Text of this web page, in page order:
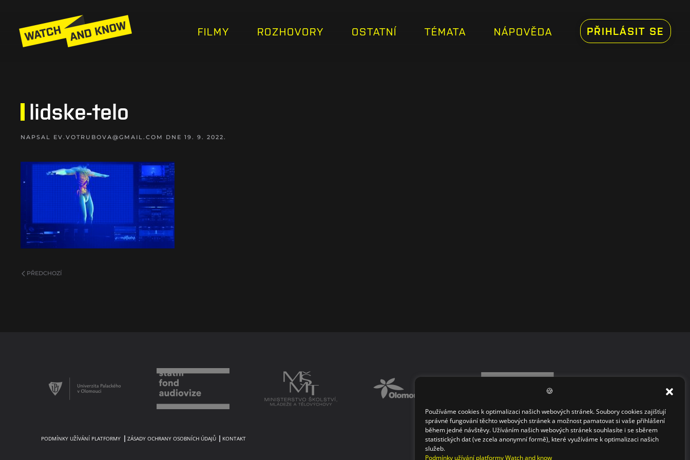
🍪
Používáme cookies k optimalizaci našich webových stránek. Soubory cookies zajišťují
správné fungování těchto webových stránek a možnost pamatovat si vaše přihlášení
během jedné návštěvy. Užíváním našich webových stránek souhlasíte i se sběrem
statistických dat (ve zcela anonymní formě), které využíváme k optimalizaci našich
služeb.
Podmínky užívání platformy Watch and know
FILMY ROZHOVORY OSTATNÍ TÉMATA NÁPOVĚDA PŘIHLÁSIT SE
lidske-telo
NAPSAL EV.VOTRUBOVA@GMAIL.COM DNE 19. 9. 2022.
PŘEDCHOZÍ
PODMÍNKY UŽÍVÁNÍ PLATFORMY ZÁSADY OCHRANY OSOBNÍCH ÚDAJŮ KONTAKT